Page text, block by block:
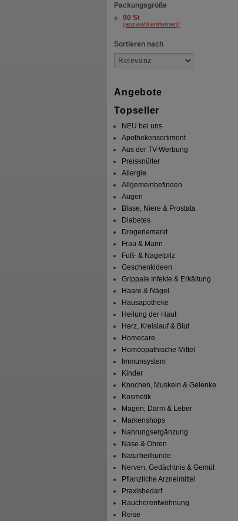
Packungsgröße
90 St
(auswahl entfernen)
Sortieren nach
Angebote
Topseller
NEU bei uns
Apothekensortiment
Aus der TV-Werbung
Preisknüller
Allergie
Allgemeinbefinden
Augen
Blase, Niere & Prostata
Diabetes
Drogeriemarkt
Frau & Mann
Fuß- & Nagelpilz
Geschenkideen
Grippale Infekte & Erkältung
Haare & Nägel
Hausapotheke
Heilung der Haut
Herz, Kreislauf & Blut
Homecare
Homöopathische Mittel
Immunsystem
Kinder
Knochen, Muskeln & Gelenke
Kosmetik
Magen, Darm & Leber
Markenshops
Nahrungsergänzung
Nase & Ohren
Naturheilkunde
Nerven, Gedächtnis & Gemüt
Pflanzliche Arzneimittel
Praxisbedarf
Raucherentwöhnung
Reise